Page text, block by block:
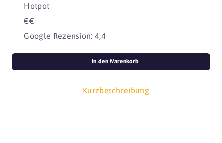
Hotpot
€€
Google Rezension: 4,4
Kurzbeschreibung
in den Warenkorb